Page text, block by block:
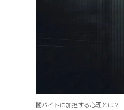
闇バイトに加担する心理とは？